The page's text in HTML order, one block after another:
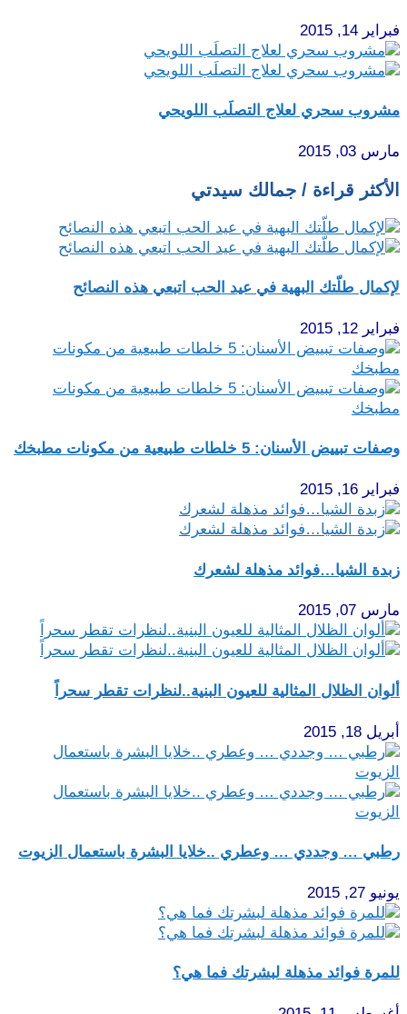
فبراير 14, 2015
مشروب سحري لعلاج التصلَب اللويحي
مارس 03, 2015
الأكثر قراءة / جمالك سيدتي
لإكمال طلّتك البهية في عيد الحب اتبعي هذه النصائح
فبراير 12, 2015
وصفات تبييض الأسنان: 5 خلطات طبيعية من مكونات مطبخك
فبراير 16, 2015
زبدة الشيا…فوائد مذهلة لشعرك
مارس 07, 2015
ألوان الظلال المثالية للعيون البنية..لنظرات تقطر سحراً
أبريل 18, 2015
رطبي … وجددي … وعطري ..خلايا البشرة باستعمال الزيوت
يونيو 27, 2015
للمرة فوائد مذهلة لبشرتك فما هي؟